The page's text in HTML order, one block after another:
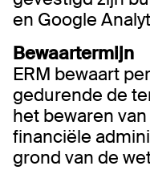
en Google
Bewaartermijn
ERM bewaart
gedurende de
het bewaren
financiële
grond van de